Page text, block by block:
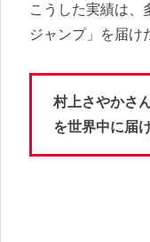
こうした実績は、
ジャンプ」を届け
村上さやかさ
を世界中に届